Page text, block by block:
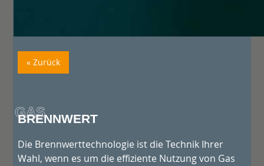
« Zurück
BRENNWERT
GAS
Die Brennwerttechnologie ist die Technik Ihrer
Wahl, wenn es um die effiziente Nutzung von Gas